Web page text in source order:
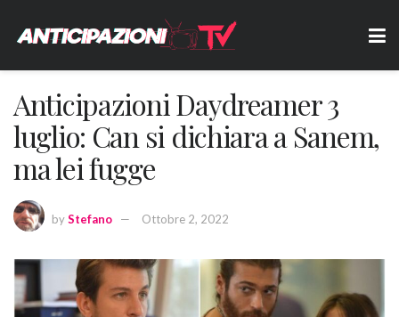
Anticipazioni Daydreamer 3
luglio: Can si dichiara a Sanem,
ma lei fugge
byStefano Ottobre 2, 2022